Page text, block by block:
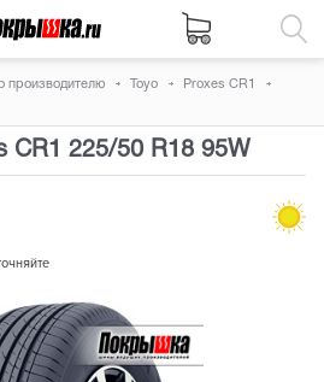
производителю Toyo
Proxes CR1
CR1 225/50 R18 95W